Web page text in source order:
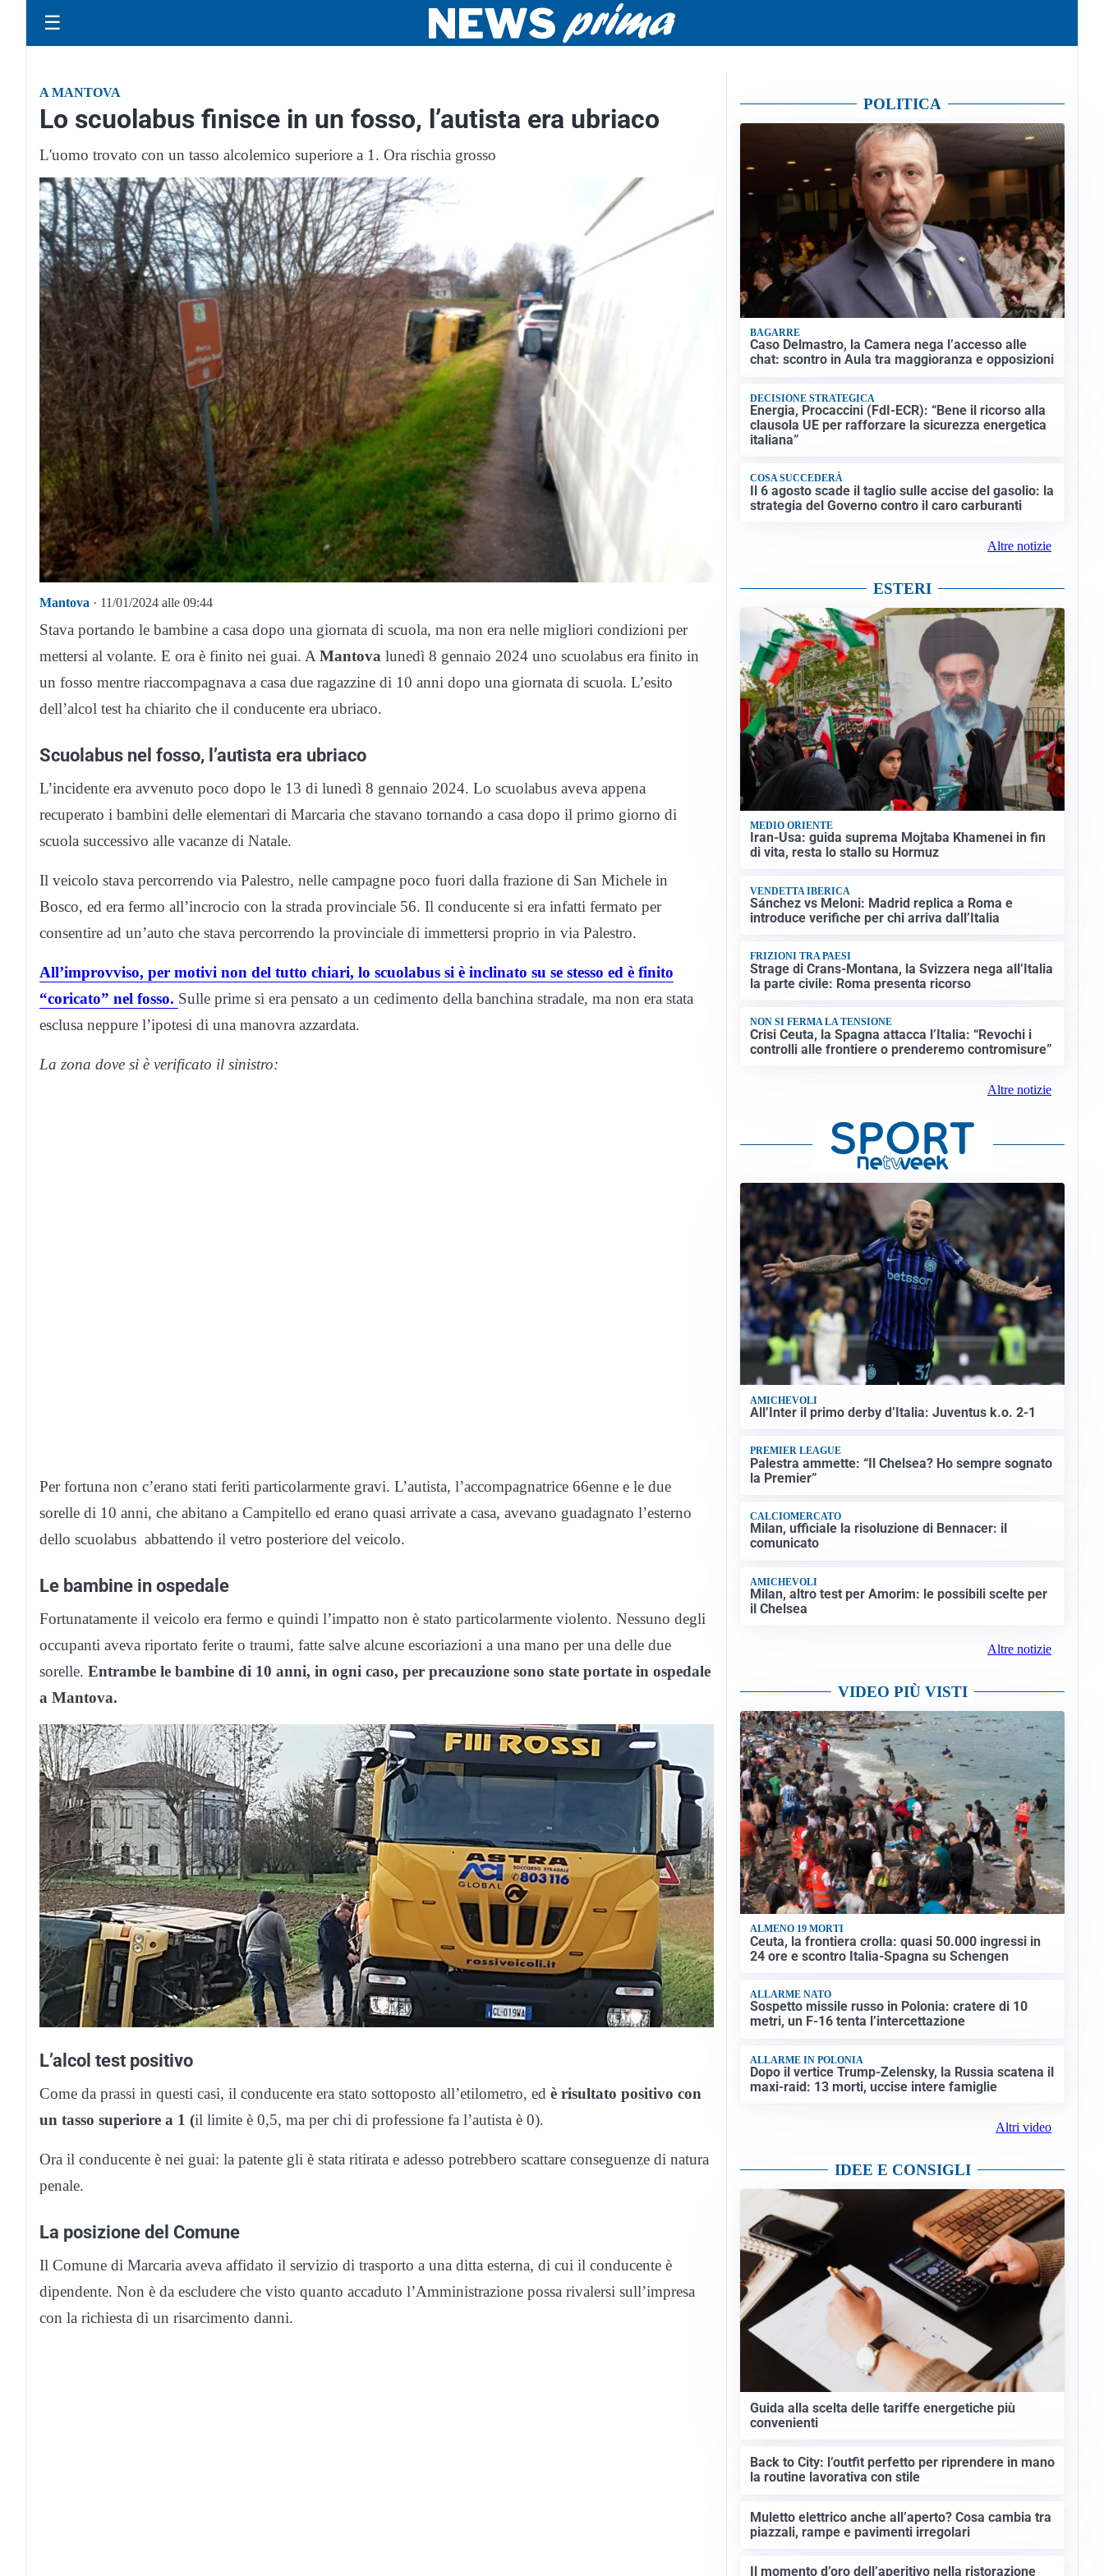
☰
A MANTOVA
Lo scuolabus finisce in un fosso, l’autista era ubriaco
L'uomo trovato con un tasso alcolemico superiore a 1. Ora rischia grosso
Mantova · 11/01/2024 alle 09:44
Stava portando le bambine a casa dopo una giornata di scuola, ma non era nelle migliori condizioni per
mettersi al volante. E ora è finito nei guai. A Mantova lunedì 8 gennaio 2024 uno scuolabus era finito in
un fosso mentre riaccompagnava a casa due ragazzine di 10 anni dopo una giornata di scuola. L’esito
dell’alcol test ha chiarito che il conducente era ubriaco.
Scuolabus nel fosso, l’autista era ubriaco
L’incidente era avvenuto poco dopo le 13 di lunedì 8 gennaio 2024. Lo scuolabus aveva appena
recuperato i bambini delle elementari di Marcaria che stavano tornando a casa dopo il primo giorno di
scuola successivo alle vacanze di Natale.
Il veicolo stava percorrendo via Palestro, nelle campagne poco fuori dalla frazione di San Michele in
Bosco, ed era fermo all’incrocio con la strada provinciale 56. Il conducente si era infatti fermato per
consentire ad un’auto che stava percorrendo la provinciale di immettersi proprio in via Palestro.
All’improvviso, per motivi non del tutto chiari, lo scuolabus si è inclinato su se stesso ed è finito
“coricato” nel fosso. Sulle prime si era pensato a un cedimento della banchina stradale, ma non era stata
esclusa neppure l’ipotesi di una manovra azzardata.
La zona dove si è verificato il sinistro:
Per fortuna non c’erano stati feriti particolarmente gravi. L’autista, l’accompagnatrice 66enne e le due
sorelle di 10 anni, che abitano a Campitello ed erano quasi arrivate a casa, avevano guadagnato l’esterno
dello scuolabus abbattendo il vetro posteriore del veicolo.
Le bambine in ospedale
Fortunatamente il veicolo era fermo e quindi l’impatto non è stato particolarmente violento. Nessuno degli
occupanti aveva riportato ferite o traumi, fatte salve alcune escoriazioni a una mano per una delle due
sorelle. Entrambe le bambine di 10 anni, in ogni caso, per precauzione sono state portate in ospedale
a Mantova.
L’alcol test positivo
Come da prassi in questi casi, il conducente era stato sottoposto all’etilometro, ed è risultato positivo con
un tasso superiore a 1 (il limite è 0,5, ma per chi di professione fa l’autista è 0).
Ora il conducente è nei guai: la patente gli è stata ritirata e adesso potrebbero scattare conseguenze di natura
penale.
La posizione del Comune
Il Comune di Marcaria aveva affidato il servizio di trasporto a una ditta esterna, di cui il conducente è
dipendente. Non è da escludere che visto quanto accaduto l’Amministrazione possa rivalersi sull’impresa
con la richiesta di un risarcimento danni.
POLITICA
BAGARRE
Caso Delmastro, la Camera nega l’accesso alle
chat: scontro in Aula tra maggioranza e opposizioni
DECISIONE STRATEGICA
Energia, Procaccini (FdI-ECR): “Bene il ricorso alla
clausola UE per rafforzare la sicurezza energetica
italiana”
COSA SUCCEDERÀ
Il 6 agosto scade il taglio sulle accise del gasolio: la
strategia del Governo contro il caro carburanti
Altre notizie
ESTERI
MEDIO ORIENTE
Iran-Usa: guida suprema Mojtaba Khamenei in fin
di vita, resta lo stallo su Hormuz
VENDETTA IBERICA
Sánchez vs Meloni: Madrid replica a Roma e
introduce verifiche per chi arriva dall’Italia
FRIZIONI TRA PAESI
Strage di Crans-Montana, la Svizzera nega all’Italia
la parte civile: Roma presenta ricorso
NON SI FERMA LA TENSIONE
Crisi Ceuta, la Spagna attacca l’Italia: “Revochi i
controlli alle frontiere o prenderemo contromisure”
Altre notizie
AMICHEVOLI
All’Inter il primo derby d’Italia: Juventus k.o. 2-1
PREMIER LEAGUE
Palestra ammette: “Il Chelsea? Ho sempre sognato
la Premier”
CALCIOMERCATO
Milan, ufficiale la risoluzione di Bennacer: il
comunicato
AMICHEVOLI
Milan, altro test per Amorim: le possibili scelte per
il Chelsea
Altre notizie
VIDEO PIÙ VISTI
ALMENO 19 MORTI
Ceuta, la frontiera crolla: quasi 50.000 ingressi in
24 ore e scontro Italia-Spagna su Schengen
ALLARME NATO
Sospetto missile russo in Polonia: cratere di 10
metri, un F-16 tenta l’intercettazione
ALLARME IN POLONIA
Dopo il vertice Trump-Zelensky, la Russia scatena il
maxi-raid: 13 morti, uccise intere famiglie
Altri video
IDEE E CONSIGLI
Guida alla scelta delle tariffe energetiche più
convenienti
Back to City: l’outfit perfetto per riprendere in mano
la routine lavorativa con stile
Muletto elettrico anche all’aperto? Cosa cambia tra
piazzali, rampe e pavimenti irregolari
Il momento d’oro dell’aperitivo nella ristorazione